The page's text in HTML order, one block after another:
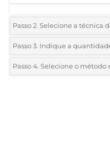
Passo 2. Selecione a técnica
*Selecione o tipo de marcação
1 Cor (No corpo)
Passo 3. Indique a
*Quantidade mínima:5
Passo 4. Selecione o método